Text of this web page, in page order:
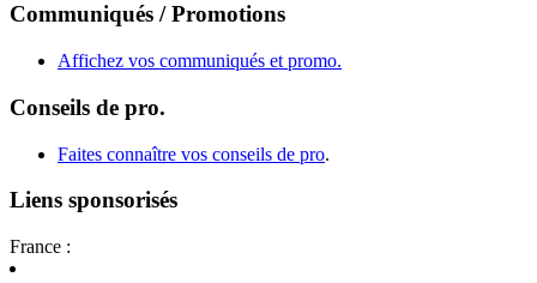
Communiqués / Promotions
Affichez vos communiqués et promo.
Conseils de pro.
Faites connaître vos conseils de pro.
Liens sponsorisés
France :